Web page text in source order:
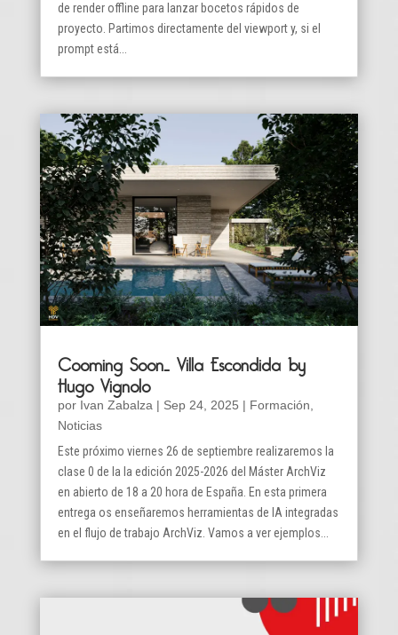
de render offline para lanzar bocetos rápidos de
proyecto. Partimos directamente del viewport y, si el
prompt está...
Cooming Soon… Villa Escondida by
Hugo Vignolo
por Ivan Zabalza | Sep 24, 2025 | Formación
Noticias
Este próximo viernes 26 de septiembre realizaremos la
clase 0 de la la edición 2025-2026 del Máster ArchViz
en abierto de 18 a 20 hora de España. En esta primera
entrega os enseñaremos herramientas de IA integradas
en el flujo de trabajo ArchViz. Vamos a ver ejemplos...